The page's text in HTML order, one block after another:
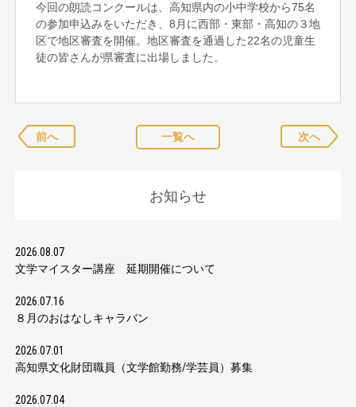
今回の朗読コンクールは、高知県内の小中学校から75名
の参加申込みをいただき、8月に西部・東部・高知の３地
区で地区審査を開催。地区審査を通過した22名の児童生
徒の皆さんが県審査に出場しました。
前へ 一覧へ 次へ
お知らせ
2026.08.07
文学マイスター講座 延期開催について
2026.07.16
８月のおはなしキャラバン
2026.07.01
高知県文化財団職員（文学館勤務/学芸員）募集
2026.07.04